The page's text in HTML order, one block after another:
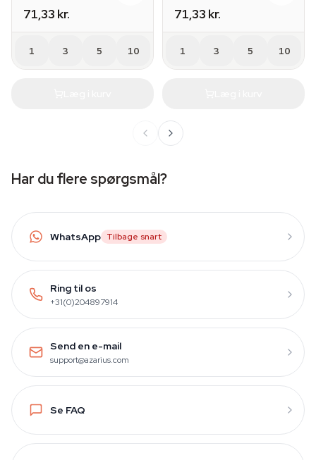
71,33 kr.
1 3 5 10
71,33 kr.
1 3 5 10
Har du flere spørgsmål?
WhatsApp Tilbage snart
Ring til os
+31(0)204897914
Send en e-mail
support@azarius.com
Se FAQ